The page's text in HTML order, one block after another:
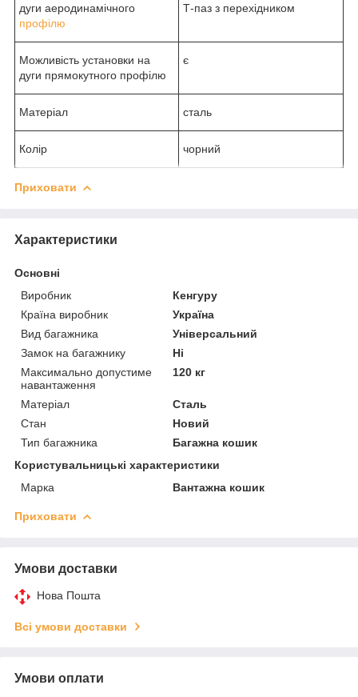
дуги аеродинамічного
профілю
Т-паз з перехідником
Можливість установки на
дуги прямокутного профілю
є
Матеріал сталь
Колір чорний
Приховати
Характеристики
Основні
Виробник
Кенгуру
Країна виробник
Україна
Вид багажника
Універсальний
Замок на багажнику
Ні
Максимально допустиме
навантаження
120 кг
Матеріал
Сталь
Стан
Новий
Тип багажника
Багажна кошик
Користувальницькі характеристики
Марка
Вантажна кошик
Приховати
Умови доставки
Нова Пошта
Всі умови доставки
Умови оплати